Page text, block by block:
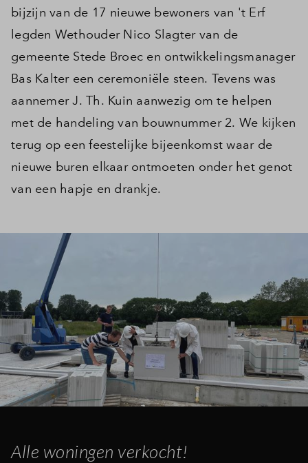
Inloggen
bijzijn van de 17 nieuwe bewoners van 't Erf
legden Wethouder Nico Slagter van de
gemeente Stede Broec en ontwikkelingsmanager
Bas Kalter een ceremoniële steen. Tevens was
aannemer J. Th. Kuin aanwezig om te helpen
met de handeling van bouwnummer 2. We kijken
terug op een feestelijke bijeenkomst waar de
nieuwe buren elkaar ontmoeten onder het genot
van een hapje en drankje.
Alle woningen verkocht!